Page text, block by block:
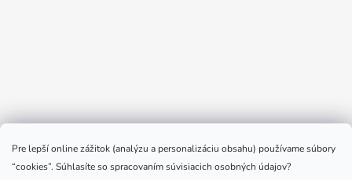
Pre lepší online zážitok (analýzu a personalizáciu obsahu) používame súbory
“cookies”. Súhlasíte so spracovaním súvisiacich osobných údajov?
Sledovať na Instagrame